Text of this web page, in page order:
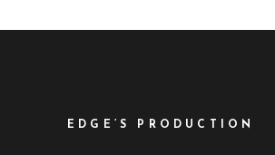
EDGE’S PRODUCTION